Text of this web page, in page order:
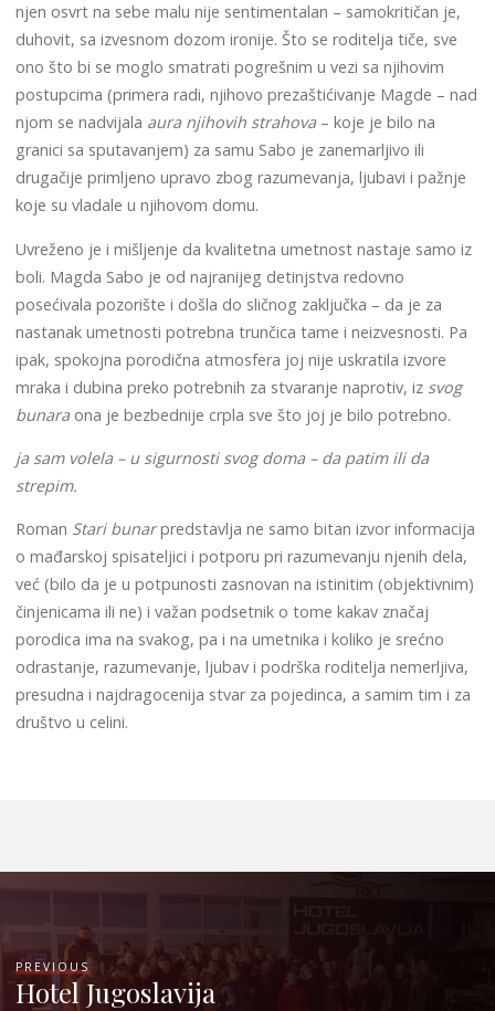
njen osvrt na sebe malu nije sentimentalan – samokritičan je,
duhovit, sa izvesnom dozom ironije. Što se roditelja tiče, sve
ono što bi se moglo smatrati pogrešnim u vezi sa njihovim
postupcima (primera radi, njihovo prezaštićivanje Magde – nad
njom se nadvijala aura njihovih strahova– koje je bilo na
granici sa sputavanjem) za samu Sabo je zanemarljivo ili
drugačije primljeno upravo zbog razumevanja, ljubavi i pažnje
koje su vladale u njihovom domu.
Uvreženo je i mišljenje da kvalitetna umetnost nastaje samo iz
boli. Magda Sabo je od najranijeg detinjstva redovno
posećivala pozorište i došla do sličnog zaključka – da je za
nastanak umetnosti potrebna trunčica tame i neizvesnosti. Pa
ipak, spokojna porodična atmosfera joj nije uskratila izvore
mraka i dubina preko potrebnih za stvaranje naprotiv, iz svog
bunara ona je bezbednije crpla sve što joj je bilo potrebno.
ja sam volela – u sigurnosti svog doma – da patim ili da
strepim.
Roman Stari bunarpredstavlja ne samo bitan izvor informacija
o mađarskoj spisateljici i potporu pri razumevanju njenih dela,
već (bilo da je u potpunosti zasnovan na istinitim (objektivnim)
činjenicama ili ne) i važan podsetnik o tome kakav značaj
porodica ima na svakog, pa i na umetnika i koliko je srećno
odrastanje, razumevanje, ljubav i podrška roditelja nemerljiva,
presudna i najdragocenija stvar za pojedinca, a samim tim i za
društvo u celini.
PREVIOUS
Hotel Jugoslavija